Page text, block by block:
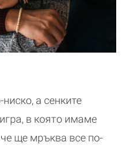
а сенките
в която имаме
ще мръква все по-